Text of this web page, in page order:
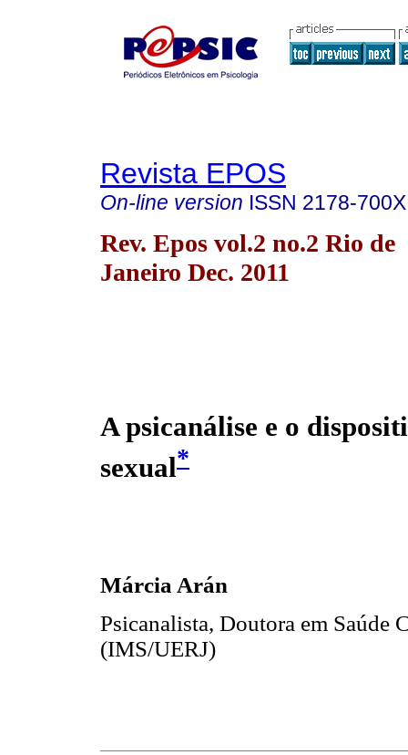
Revista EPOS
On-line version ISSN 2178-700X
Rev. Epos vol.2 no.2 Rio de
Janeiro Dec. 2011
A psicanálise e o
sexual*
Márcia Arán
Psicanalista, Doutora em Saúde
(IMS/UERJ)